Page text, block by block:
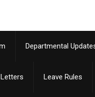
Departmental
Leave Rules